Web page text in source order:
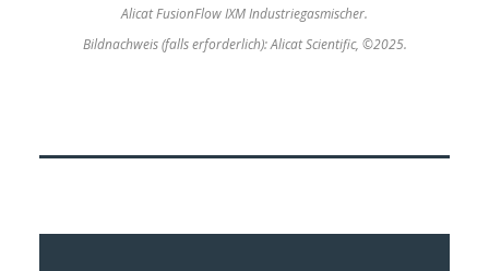
Alicat FusionFlow IXM Industriegasmischer.
Bildnachweis (falls erforderlich): Alicat Scientific, ©2025.